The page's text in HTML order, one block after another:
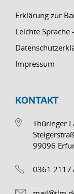
Erklärung zur
Leichte Sprache
Impressum
KONTAKT
Thüringer
99096
0361